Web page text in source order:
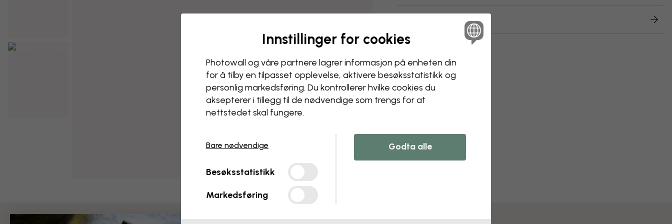
Innstillinger for cookies
Photowall og våre partnere lagrer informasjon på enheten din
for å tilby en tilpasset opplevelse, aktivere besøks­statistikk og
personlig markedsføring. Du kontrollerer hvilke cookies du
aksepterer i tillegg til de nødvendige som trengs for at
nettstedet skal fungere.
Bare nødvendige
Besøksstatistikk
Markedsføring
Godta alle